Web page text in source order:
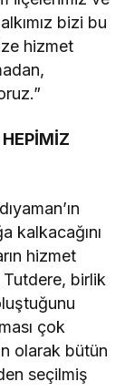
bizi bu
hizmet
kalkacağını
hizmet
Tutdere, birlik
çok
olarak bütün
seçilmiş